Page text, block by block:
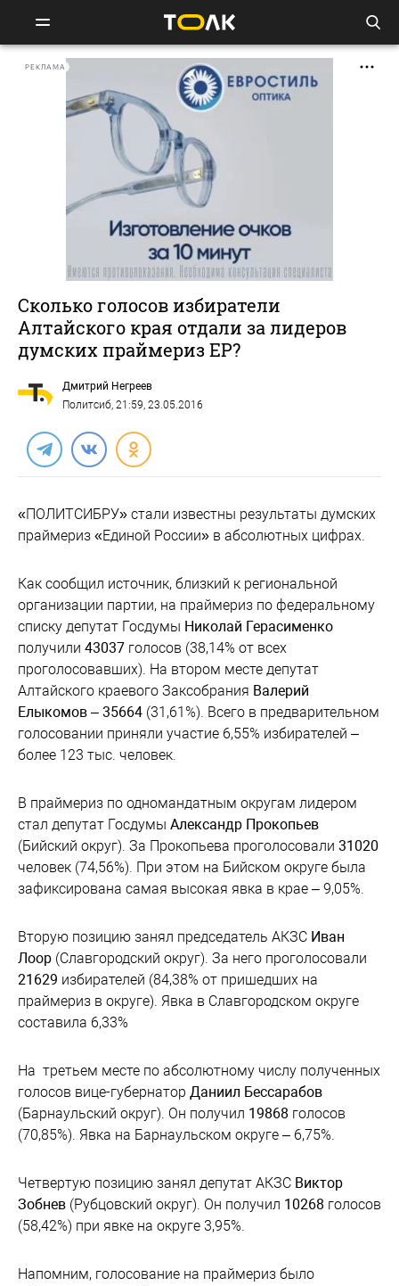
РЕКЛАМА
Сколько голосов избиратели
Алтайского края отдали за лидеров
думских праймериз ЕР?
Дмитрий Негреев
Политсиб, 21:59, 23.05.2016
«ПОЛИТСИБРУ» стали известны результаты думских
праймериз «Единой России» в абсолютных цифрах.
Как сообщил источник, близкий к региональной
организации партии, на праймериз по федеральному
списку депутат Госдумы Николай Герасименко
получили 43037 голосов (38,14% от всех
проголосовавших). На втором месте депутат
Алтайского краевого Заксобрания Валерий
Елыкомов – 35664 (31,61%). Всего в предварительном
голосовании приняли участие 6,55% избирателей –
более 123 тыс. человек.
В праймериз по одномандатным округам лидером
стал депутат Госдумы Александр Прокопьев
(Бийский округ). За Прокопьева проголосовали 31020
человек (74,56%). При этом на Бийском округе была
зафиксирована самая высокая явка в крае – 9,05%.
Вторую позицию занял председатель АКЗС Иван
Лоор (Славгородский округ). За него проголосовали
21629 избирателей (84,38% от пришедших на
праймериз в округе). Явка в Славгородском округе
составила 6,33%
На третьем месте по абсолютному числу полученных
голосов вице-губернатор Даниил Бессарабов
(Барнаульский округ). Он получил 19868 голосов
(70,85%). Явка на Барнаульском округе – 6,75%.
Четвертую позицию занял депутат АКЗС Виктор
Зобнев (Рубцовский округ). Он получил 10268 голосов
(58,42%) при явке на округе 3,95%.
Напомним, голосование на праймериз было